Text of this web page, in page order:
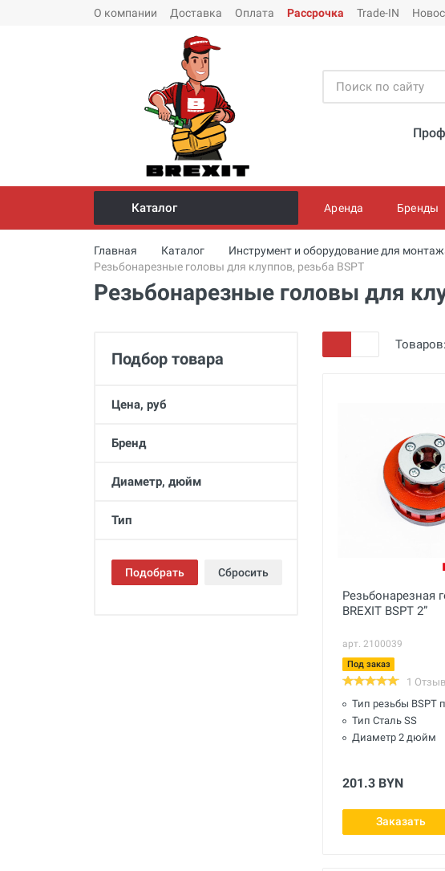
О компании Доставка Оплата Рассрочка Trade-IN
Инструмент и оборудование для
монтажа стальных труб
Трубогибы
Промывка систем отопления и
Техника для алмазного
Муфты ремонтные (хомуты) для
Ручной инструмент
Каталог Аренда Бренды
Главная Каталог Инструмент и оборудование для
Резьбонарезные головы для клуппов, резьба BSPT
Резьбонарезные головы для
Подбор товара
Цена, руб
Бренд
Диаметр, дюйм
Тип
Подобрать Сбросить
Товаров:
Резьбонарезная
BREXIT BSPT 2”
арт. 2100039
Под заказ
1 Отзыв
Тип резьбы BSPT
Тип Сталь SS
Диаметр 2 дюйм
201.3 BYN
Заказать